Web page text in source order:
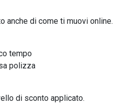
anche di come ti muovi online.
tempo
polizza
di sconto applicato.